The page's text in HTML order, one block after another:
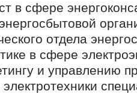
в сфере
отдела
в сфере
и управлению
электротехники